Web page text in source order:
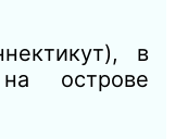
в
острове